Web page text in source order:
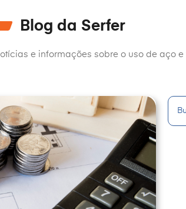
Blog da Serfer
e informações sobre o uso de aço e